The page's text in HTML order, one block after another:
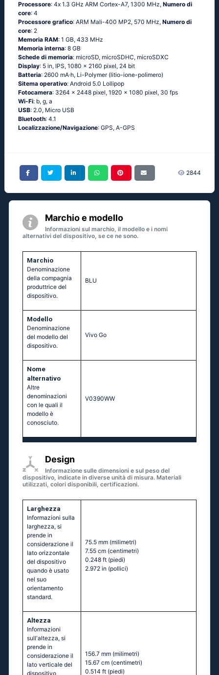
Processore: 4х 1.3 GНz АRМ Соrtех-А7, 1300 MHz, Numero di
core: 4
Processore grafico: ARM Mali-400 MP2, 570 MHz, Numero di
core: 2
Memoria RAM: 1 GB, 433 MHz
Memoria interna: 8 GB
Schede di memoria: microSD, microSDHC, microSDXC
Display: 5 in, IPS, 1080 x 2160 pixel, 24 bit
Batteria: 2600 mA·h, Li-Polymer (litio-ione-polimero)
Sitema operativo: Аndrоid 5.0 Lоlliрор
Fotocamera: 3264 x 2448 pixel, 1920 x 1080 pixel, 30 fps
Wi-Fi: b, g, а
USB: 2.0, Micro USB
Bluetooth: 4.1
Localizzazione/Navigazione: GРS, А-GРS
2844
Marchio e modello
Informazioni sul marchio, il modello e i nomi
alternativi del dispositivo, se ce ne sono.
Marchio
Denominazione
della compagnia
produttrice del
dispositivo.
BLU
Modello
Denominazione
del modello del
dispositivo.
Vivo Go
Nome
alternativo
Altre
denominazioni
con le quali il
modello è
conosciuto.
V0390WW
Design
Informazione sulle dimensioni e sul peso del
dispositivo, indicate in diverse unità di misura. Materiali
utilizzati, colori disponibili, certificazioni.
Larghezza
Informazioni sulla
larghezza, si
prende in
considerazione il
lato orizzontale
del dispositivo
quando è usato
nel suo
orientamento
standard.
75.5 mm (milimetri)
7.55 cm (centimetri)
0.248 ft (piedi)
2.972 in (pollici)
Altezza
Informazioni
sull'altezza, si
prende in
considerazione il
lato verticale del
dispositivo
156.7 mm (milimetri)
15.67 cm (centimetri)
0.514 ft (piedi)